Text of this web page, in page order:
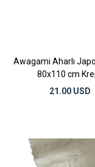
Awagami Aharlı
80x110 cm
21.00 USD